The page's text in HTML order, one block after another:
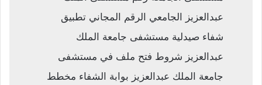
عبدالعزيز الجامعي الرقم المجاني تطبيق
شفاء صيدلية مستشفى جامعة الملك
عبدالعزيز شروط فتح ملف في مستشفى
جامعة الملك عبدالعزيز بوابة الشفاء مخطط